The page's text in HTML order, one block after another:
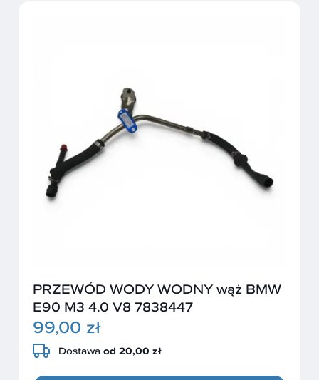
PRZEWÓD WODY WODNY wąż BMW
E90 M3 4.0 V8 7838447
99,00 zł
Dostawa od 20,00 zł